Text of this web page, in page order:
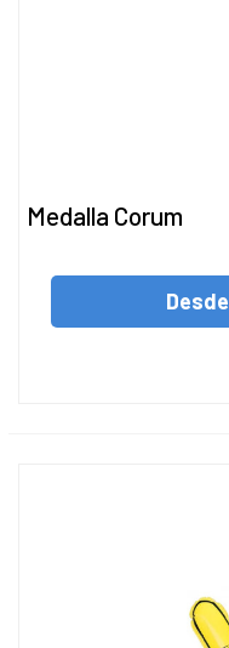
Medalla Corum
Desde